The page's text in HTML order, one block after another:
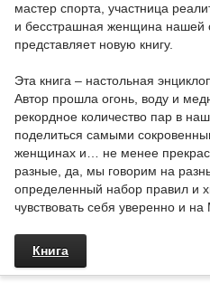
мастер спорта, участница
и бесстрашная женщина нашей
представляет новую книгу.
Эта книга – настольная
Автор прошла огонь, воду и
рекордное количество пар в
поделиться самыми
женщинах и… не менее
разные, да, мы говорим на
определенный набор правил и
чувствовать себя уверенно и на
Книга